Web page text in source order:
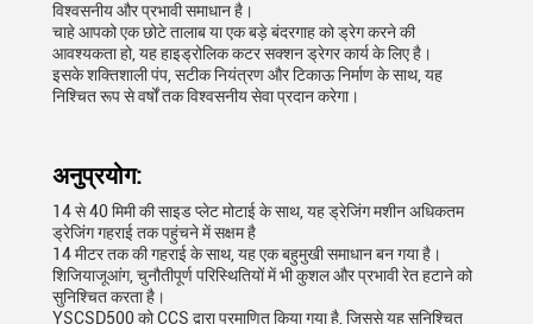
विश्वसनीय और प्रभावी समाधान है।
चाहे आपको एक छोटे तालाब या एक बड़े बंदरगाह को ड्रेग करने की
आवश्यकता हो, यह हाइड्रोलिक कटर सक्शन ड्रेगर कार्य के लिए है।
इसके शक्तिशाली पंप, सटीक नियंत्रण और टिकाऊ निर्माण के साथ, यह
निश्चित रूप से वर्षों तक विश्वसनीय सेवा प्रदान करेगा।
अनुप्रयोग:
14 से 40 मिमी की साइड प्लेट मोटाई के साथ, यह ड्रेजिंग मशीन अधिकतम
ड्रेजिंग गहराई तक पहुंचने में सक्षम है
14 मीटर तक की गहराई के साथ, यह एक बहुमुखी समाधान बन गया है।
शिजियाजूआंग, चुनौतीपूर्ण परिस्थितियों में भी कुशल और प्रभावी रेत हटाने को
सुनिश्चित करता है।
YSCSD500 को CCS द्वारा प्रमाणित किया गया है, जिससे यह सुनिश्चित